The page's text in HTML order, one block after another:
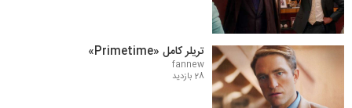
تریلر کامل «Primetime»
fannew
28 بازدید